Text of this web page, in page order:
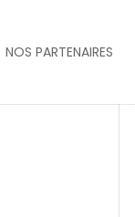
NOS PARTENAIRES